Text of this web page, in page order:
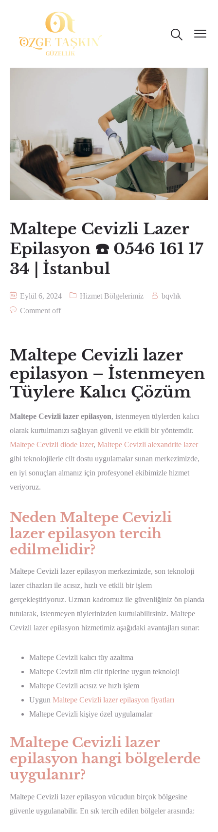
Maltepe Cevizli Lazer
Epilasyon ☎️ 0546 161 17
34 | İstanbul
Eylül 6, 2024 Hizmet Bölgelerimiz
bqvhk
Comment off
Maltepe Cevizli lazer
epilasyon – İstenmeyen
Tüylere Kalıcı Çözüm
Maltepe Cevizli lazer epilasyon, istenmeyen tüylerden kalıcı
olarak kurtulmanızı sağlayan güvenli ve etkili bir yöntemdir.
Maltepe Cevizli diode lazer, Maltepe Cevizli alexandrite lazer
gibi teknolojilerle cilt dostu uygulamalar sunan merkezimizde,
en iyi sonuçları almanız için profesyonel ekibimizle hizmet
veriyoruz.
Neden Maltepe Cevizli
lazer epilasyon tercih
edilmelidir?
Maltepe Cevizli lazer epilasyon merkezimizde, son teknoloji
lazer cihazları ile acısız, hızlı ve etkili bir işlem
gerçekleştiriyoruz. Uzman kadromuz ile güvenliğiniz ön planda
tutularak, istenmeyen tüylerinizden kurtulabilirsiniz. Maltepe
Cevizli lazer epilasyon hizmetimiz aşağıdaki avantajları sunar:
Maltepe Cevizli kalıcı tüy azaltma
Maltepe Cevizli tüm cilt tiplerine uygun teknoloji
Maltepe Cevizli acısız ve hızlı işlem
Uygun Maltepe Cevizli lazer epilasyon fiyatları
Maltepe Cevizli kişiye özel uygulamalar
Maltepe Cevizli lazer
epilasyon hangi bölgelerde
uygulanır?
Maltepe Cevizli lazer epilasyon vücudun birçok bölgesine
güvenle uygulanabilir. En sık tercih edilen bölgeler arasında: